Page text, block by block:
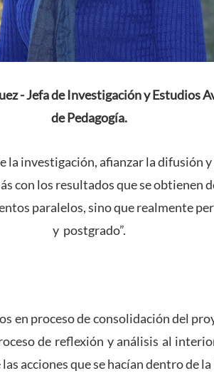
- Jefa de Investigación y Estudios
de Pedagogía.
la investigación, afianzar la difusión
con los resultados que se obtienen
paralelos, sino que realmente
y postgrado”.
en proceso de consolidación del
de reflexión y análisis al
acciones que se hacían dentro de la